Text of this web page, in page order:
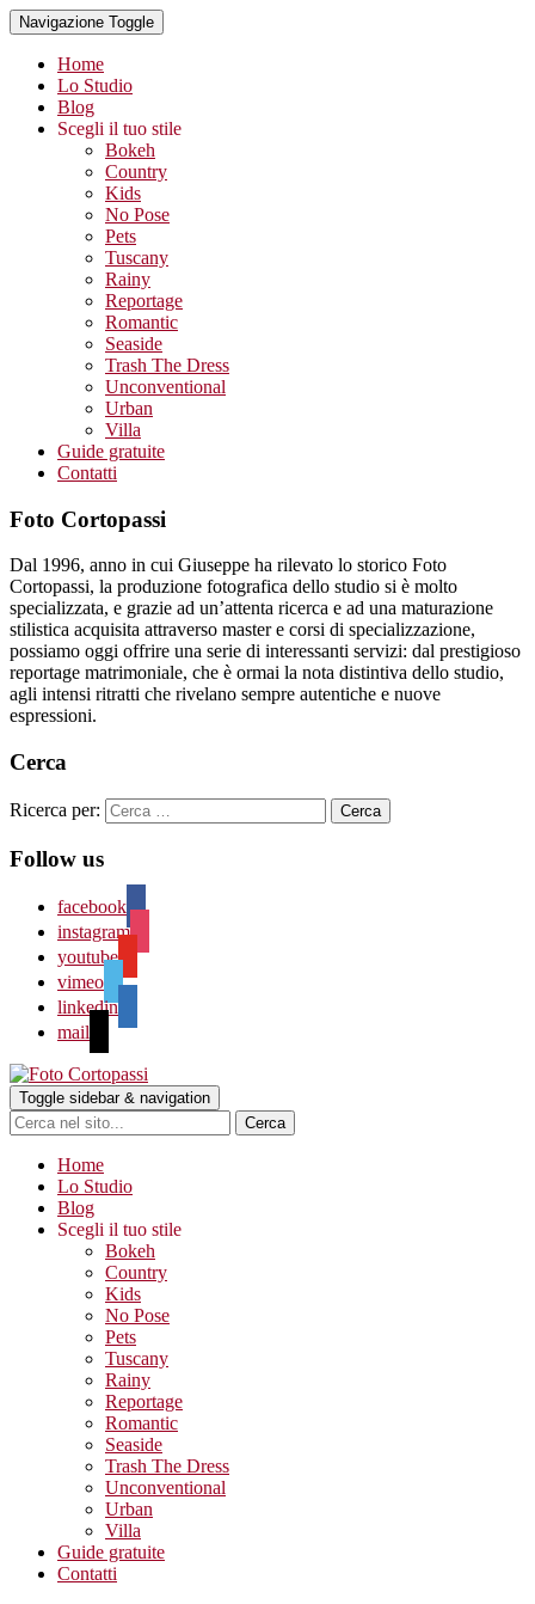
Navigazione Toggle
Home
Lo Studio
Blog
Scegli il tuo stile
Bokeh
Country
Kids
No Pose
Pets
Tuscany
Rainy
Reportage
Romantic
Seaside
Trash The Dress
Unconventional
Urban
Villa
Guide gratuite
Contatti
Foto Cortopassi
Dal 1996, anno in cui Giuseppe ha rilevato lo storico Foto
Cortopassi, la produzione fotografica dello studio si è molto
specializzata, e grazie ad un’attenta ricerca e ad una maturazione
stilistica acquisita attraverso master e corsi di specializzazione,
possiamo oggi offrire una serie di interessanti servizi: dal prestigioso
reportage matrimoniale, che è ormai la nota distintiva dello studio,
agli intensi ritratti che rivelano sempre autentiche e nuove
espressioni.
Cerca
Ricerca per:
Follow us
facebook
instagram
youtube
vimeo
linkedin
mail
Toggle sidebar & navigation
Home
Lo Studio
Blog
Scegli il tuo stile
Bokeh
Country
Kids
No Pose
Pets
Tuscany
Rainy
Reportage
Romantic
Seaside
Trash The Dress
Unconventional
Urban
Villa
Guide gratuite
Contatti